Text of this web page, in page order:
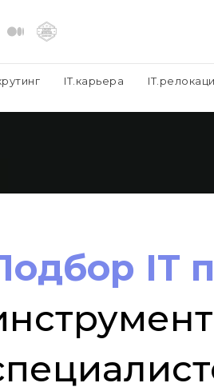
IT.карьера
IT